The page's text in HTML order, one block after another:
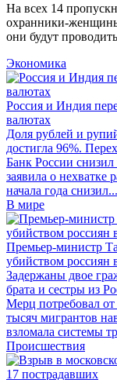
На всех 14
охранники-
они будут
Экономика
Россия и Индия
валютах
Доля рублей и
достигла 96%.
Банк России
заявила о нехватке
начала года снизил...
В мире
Премьер-министр
убийством россиян
Задержаны двое
брата и сестры из
Мерц потребовал от
тысяч мигрантов
взломала системы
Происшествия